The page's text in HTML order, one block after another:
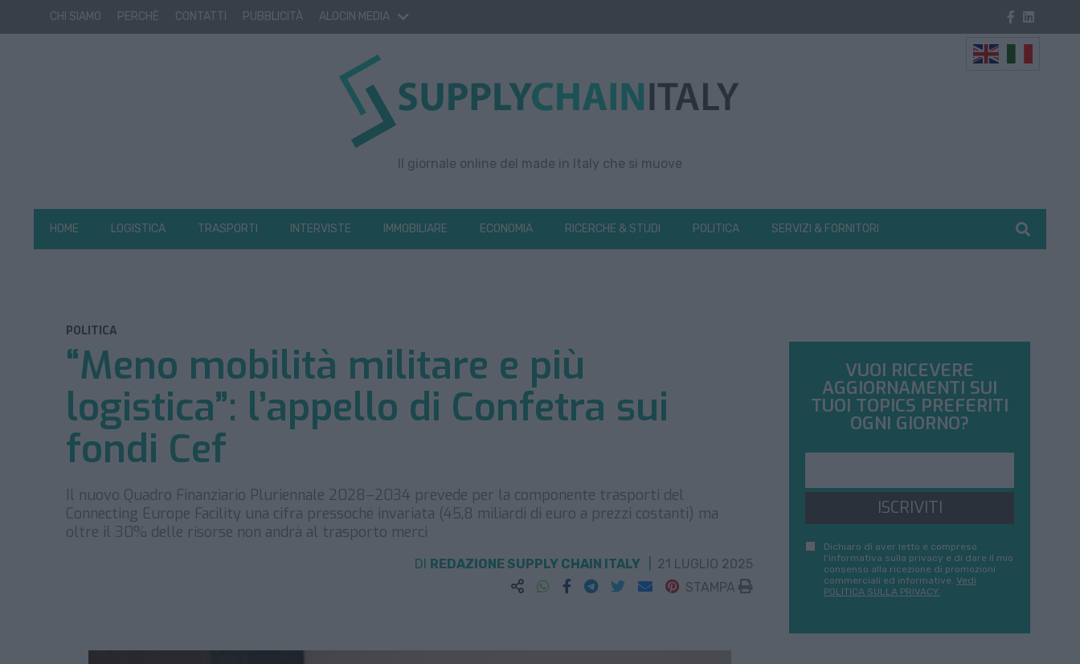
CHI SIAMO PERCHÈ CONTATTI PUBBLICITÀ ALOCIN MEDIA
Il giornale online del made in Italy che si muove
HOME LOGISTICA TRASPORTI INTERVISTE IMMOBILIARE ECONOMIA RICERCHE & STUDI POLITICA SERVIZI & FORNITORI
POLITICA
“Meno mobilità militare e più
logistica”: l’appello di Confetra sui
fondi Cef
Il nuovo Quadro Finanziario Pluriennale 2028–2034 prevede per la componente trasporti del
Connecting Europe Facility una cifra pressoché invariata (45,8 miliardi di euro a prezzi costanti) ma
oltre il 30% delle risorse non andrà al trasporto merci
DI REDAZIONE SUPPLY CHAIN ITALY
21 LUGLIO 2025
STAMPA
VUOI RICEVERE
AGGIORNAMENTI SUI
TUOI TOPICS PREFERITI
OGNI GIORNO?
ISCRIVITI
Dichiaro di aver letto e compreso
l'informativa sulla privacy e di dare il mio
consenso alla ricezione di promozioni
commerciali ed informative. Vedi
POLITICA SULLA PRIVACY.